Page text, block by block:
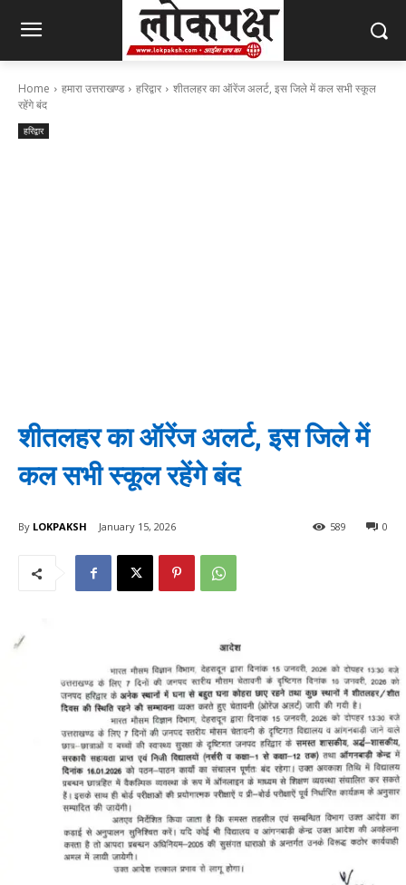
Home हमारा उत्तराखण्ड हरिद्वार
शीतलहर का ऑरेंज अलर्ट, इस जिले में कल सभी स्कूल
रहेंगे बंद
हरिद्वार
शीतलहर का ऑरेंज अलर्ट, इस जिले में
कल सभी स्कूल रहेंगे बंद
By LOKPAKSH January 15, 2026 0
589